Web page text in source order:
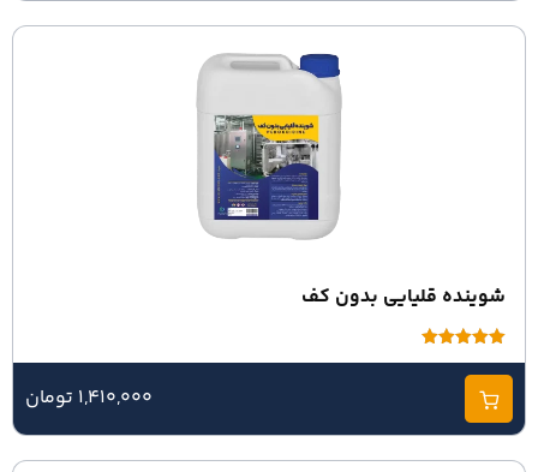
شوینده قلیایی بدون کف
امتیاز5.00
از 5
1,410,000 تومان